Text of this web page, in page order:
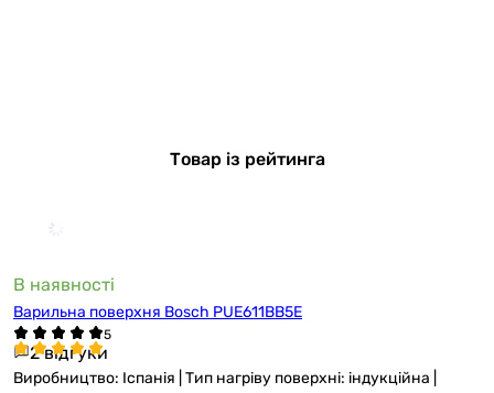
Товар із рейтинга
В наявності
Варильна поверхня Bosch PUE611BB5E
2 відгуки
Виробництво: Іспанія | Тип нагріву поверхні: індукційна |